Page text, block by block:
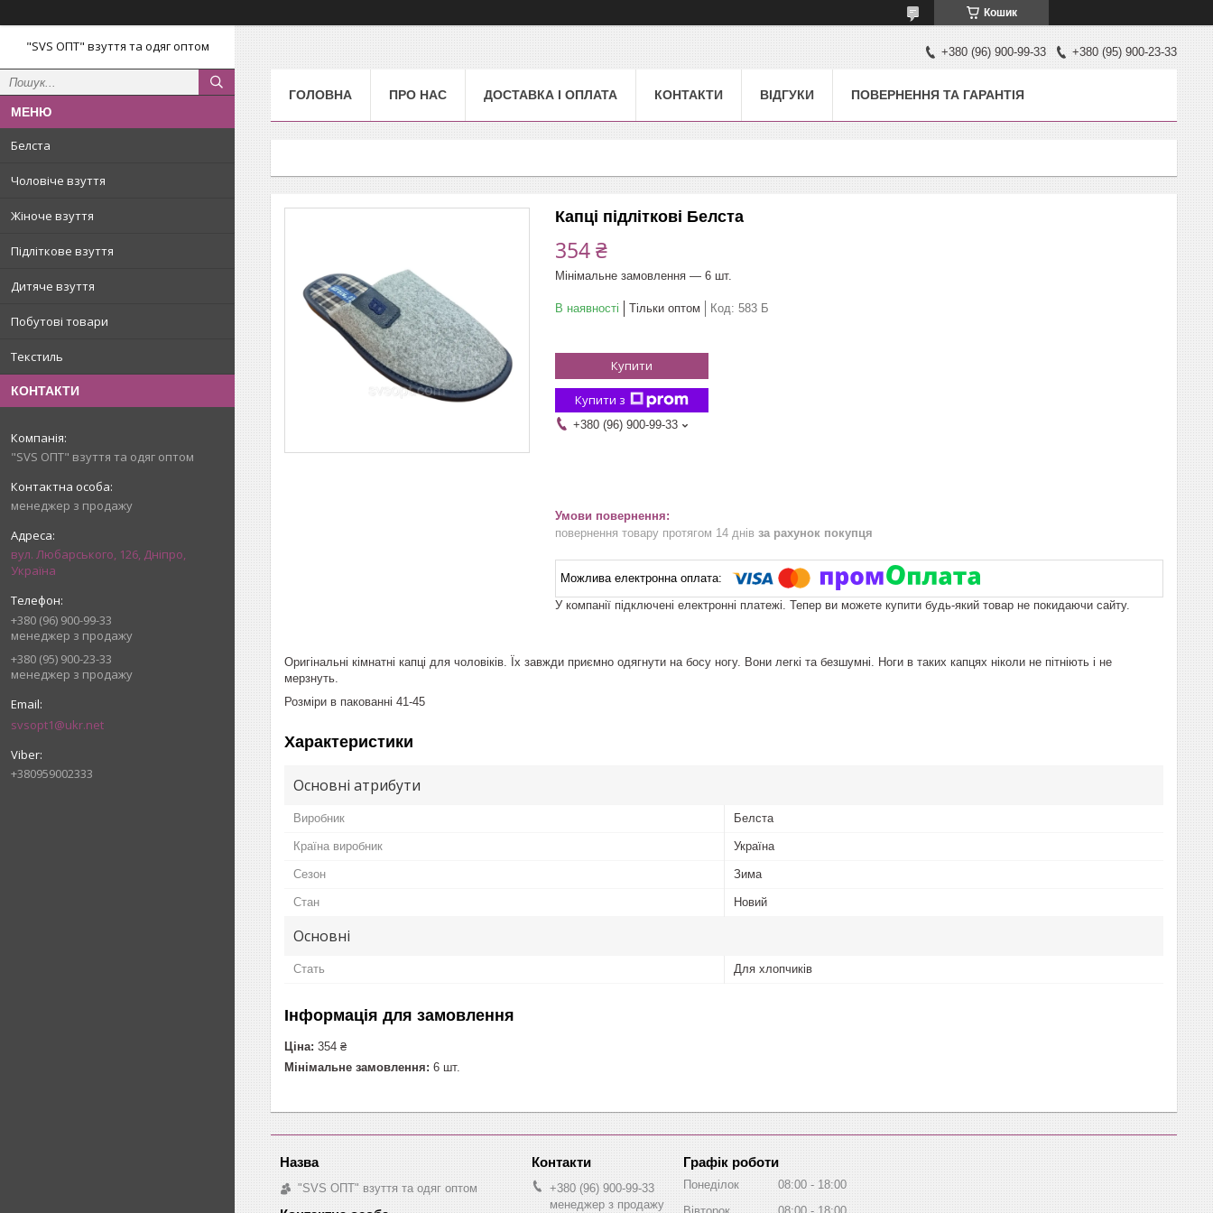
Кошик
"SVS ОПТ" взуття та одяг оптом
Белста
Чоловіче взуття
Жіноче взуття
Підліткове взуття
Дитяче взуття
Побутові товари
Текстиль
КОНТАКТИ
"SVS ОПТ" взуття та одяг оптом
менеджер з продажу
вул. Любарського, 126, Дніпро,
Україна
+380 (96) 900-99-33
менеджер з продажу
+380 (95) 900-23-33
менеджер з продажу
svsopt1@ukr.net
+380959002333
+380 (96) 900-99-33 +380 (95) 900-23-33
ГОЛОВНА ПРО НАС ДОСТАВКА І ОПЛАТА КОНТАКТИ ВІДГУКИ ПОВЕРНЕННЯ ТА ГАРАНТІЯ
Капці підліткові Белста
354 ₴
Мінімальне замовлення — 6 шт.
В наявності Тільки оптом Код: 583 Б
Купити
Купити з
+380 (96) 900-99-33
повернення товару протягом 14 днів за рахунок покупця
У компанії підключені електронні платежі. Тепер ви можете купити будь-який товар не покидаючи сайту.
Оригінальні кімнатні капці для чоловіків. Їх завжди приємно одягнути на босу ногу. Вони легкі та безшумні. Ноги в таких капцях ніколи не пітніють і не
мерзнуть.
Розміри в пакованні 41-45
Характеристики
Основні атрибути
Виробник Белста
Країна виробник Україна
Сезон Зима
Стан Новий
Основні
Стать Для хлопчиків
Інформація для замовлення
Ціна: 354 ₴
Мінімальне замовлення: 6 шт.
"SVS ОПТ" взуття та одяг оптом
+380 (96) 900-99-33
менеджер з продажу
Графік роботи
Понеділок 08:00
18:00